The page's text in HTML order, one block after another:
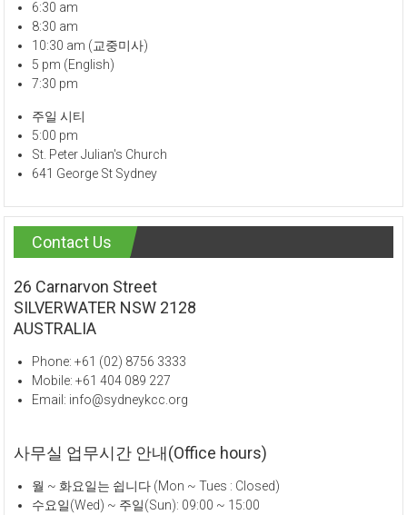
6:30 am
8:30 am
10:30 am (교중미사)
5 pm (English)
7:30 pm
주일 시티
5:00 pm
St. Peter Julian's Church
641 George St Sydney
Contact Us
26 Carnarvon Street
SILVERWATER NSW 2128
AUSTRALIA
Phone: +61 (02) 8756 3333
Mobile: +61 404 089 227
Email: info@sydneykcc.org
사무실 업무시간 안내(Office hours)
월 ~ 화요일는 쉽니다 (Mon ~ Tues : Closed)
수요일(Wed) ~ 주일(Sun): 09:00 ~ 15:00